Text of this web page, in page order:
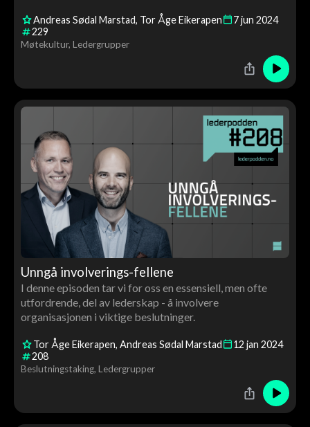
Andreas Sødal Marstad Tor Åge Eikerapen 7jun 2024
229
Møtekultur Ledergrupper
Unngå involverings-fellene
I denne episoden tar vi for oss en essensiell, men ofte
utfordrende, del av lederskap - å involvere
organisasjonen i viktige beslutninger.
Tor Åge Eikerapen Andreas Sødal Marstad 12 jan 2024
208
Beslutningstaking Ledergrupper